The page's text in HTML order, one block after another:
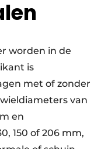
worden in de
is
met of zonder
van
en
150 of 206 mm,